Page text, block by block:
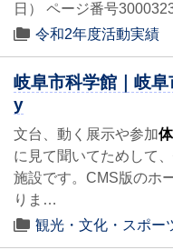
日） ページ番号
令和2年度活動実績
岐阜市科学館｜岐
y
文台、動く展示や参加
に見て聞いてためして、
施設です。CMS版のホ
りま…
観光・文化・スポー